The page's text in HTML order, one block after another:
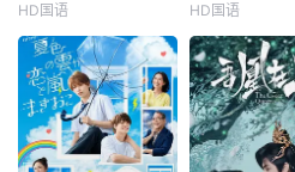
HD国语 HD国语